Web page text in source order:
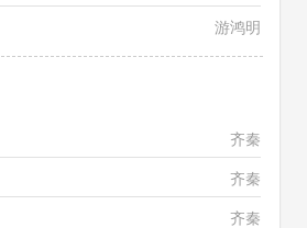
游鸿明
齐秦
齐秦
齐秦